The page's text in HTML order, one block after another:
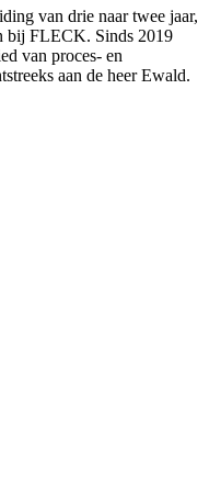
van drie naar twee jaar,
bij FLECK. Sinds 2019
van proces- en
aan de heer Ewald.